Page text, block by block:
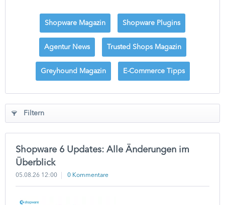
Shopware Magazin Shopware Plugins
Agentur News Trusted Shops Magazin
Greyhound Magazin E-Commerce Tipps
Filtern
Shopware 6 Updates: Alle Änderungen im
Überblick
05.08.26 12:00 0 Kommentare